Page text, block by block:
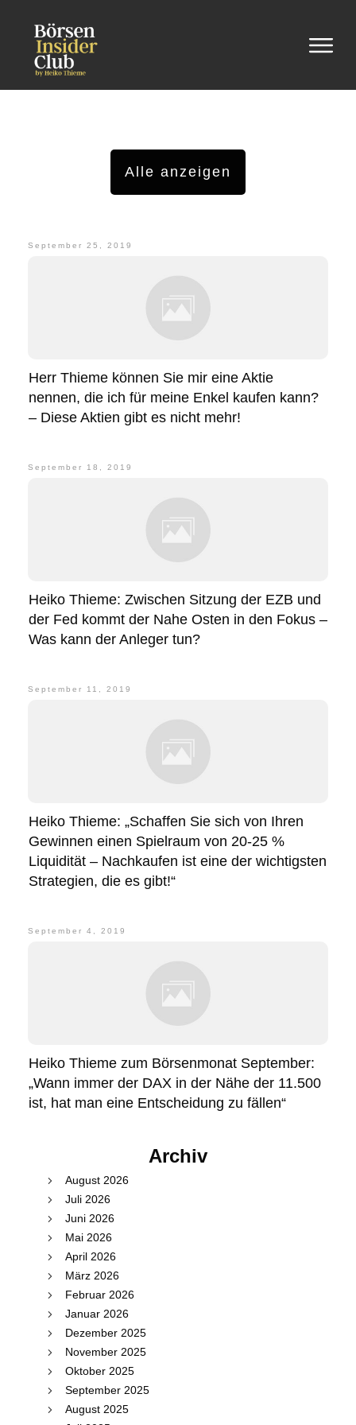
Alle anzeigen
September 25, 2019
Herr Thieme können Sie mir eine Aktie
nennen, die ich für meine Enkel kaufen kann?
– Diese Aktien gibt es nicht mehr!
September 18, 2019
Heiko Thieme: Zwischen Sitzung der EZB und
der Fed kommt der Nahe Osten in den Fokus –
Was kann der Anleger tun?
September 11, 2019
Heiko Thieme: „Schaffen Sie sich von Ihren
Gewinnen einen Spielraum von 20-25 %
Liquidität – Nachkaufen ist eine der wichtigsten
Strategien, die es gibt!“
September 4, 2019
Heiko Thieme zum Börsenmonat September:
„Wann immer der DAX in der Nähe der 11.500
ist, hat man eine Entscheidung zu fällen“
Archiv
August 2026
Juli 2026
Juni 2026
Mai 2026
April 2026
März 2026
Februar 2026
Januar 2026
Dezember 2025
November 2025
Oktober 2025
September 2025
August 2025